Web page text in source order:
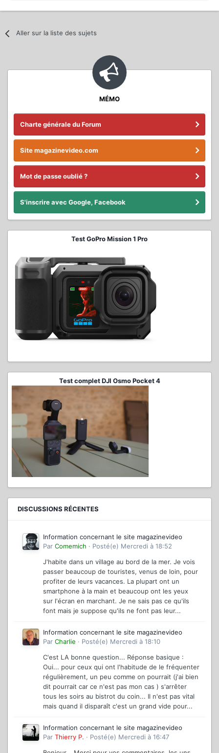
Aller sur la liste des sujets
MÉMO
Charte générale du Forum
Site magazinevideo.com
Mot de passe oublié ?
S'inscrire avec Google, Facebook
Test GoPro Mission 1 Pro
Test complet DJI Osmo Pocket 4
DISCUSSIONS RÉCENTES
Information concernant le site magazinevideo
Par Comemich · Posté(e) Mercredi à 18:52
J'habite dans un village au bord de la mer. Je vois
passer beaucoup de touristes, venus de loin, pour
profiter de leurs vacances. La plupart ont un
smartphone à la main et beaucoup ont les yeux
sur l'écran en marchant. Je ne sais pas ce qu'ils
font mais je suppose qu'ils ne font pas leur...
Information concernant le site magazinevideo
Par Charlie · Posté(e) Mercredi à 18:10
C'est LA bonne question... Réponse basique :
Oui... pour ceux qui ont l'habitude de le fréquenter
régulièrement, un peu comme on pourrait (j'ai bien
dit pourrait car ce n'est pas mon cas ) s'arrêter
tous les soirs au bistrot du coin... Il n'est pas vital
mais quand il disparaît c'est un grand vide pour...
Information concernant le site magazinevideo
Par Thierry P. · Posté(e) Mercredi à 16:47